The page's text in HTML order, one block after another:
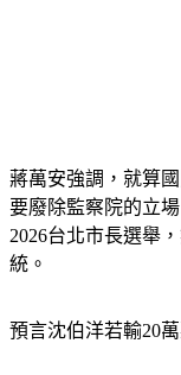
蔣萬安強調，就算
要廢除監察院的立
2026台北市長選舉
統。
預言沈伯洋若輸20